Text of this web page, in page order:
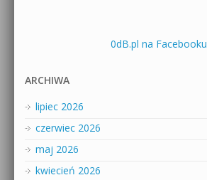
0dB.pl na Facebooku
ARCHIWA
lipiec 2026
czerwiec 2026
maj 2026
kwiecień 2026